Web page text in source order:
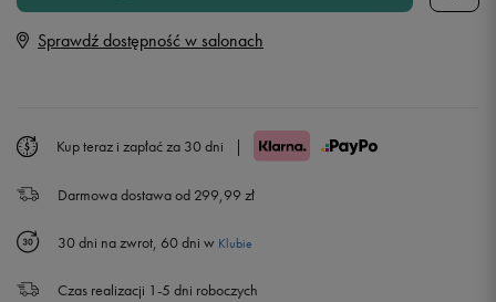
S Powiadom o dostępności
Powiadom o dostępności
Sprawdź dostępność w salonach
Kup teraz i zapłać za 30 dni |
Darmowa dostawa od 299,99 zł
30 dni na zwrot, 60 dni w Klubie
Czas realizacji 1-5 dni roboczych